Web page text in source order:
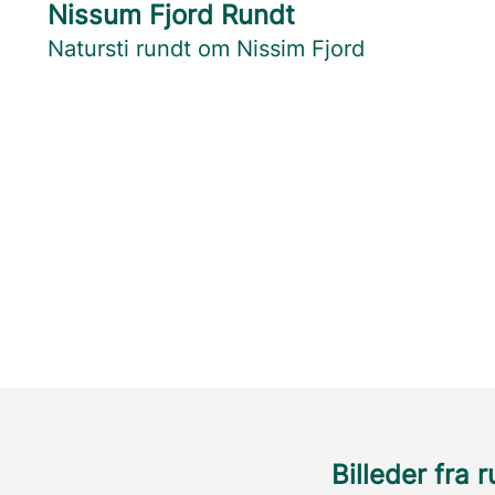
Nissum Fjord Rundt
Natursti rundt om Nissim Fjord
Billeder fra